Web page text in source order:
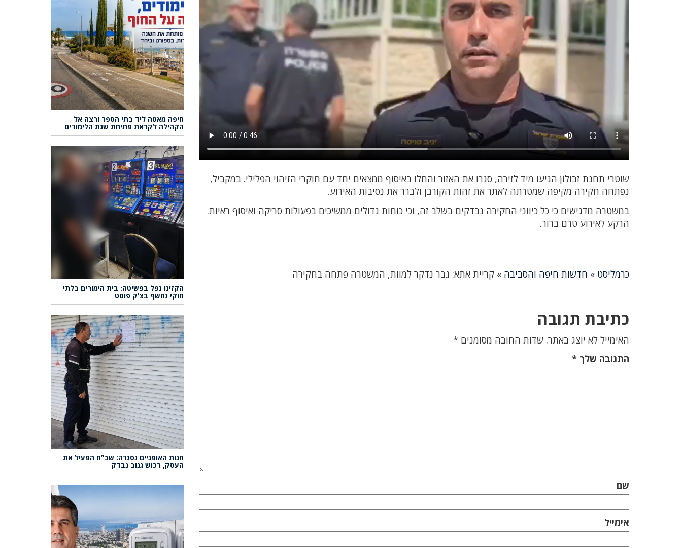
שוטרי תחנת זבולון הגיעו מיד לזירה, סגרו את האזור והחלו באיסוף ממצאים יחד עם חוקרי הזיהוי הפלילי. במקביל,
נפתחה חקירה מקיפה שמטרתה לאתר את זהות הקורבן ולברר את נסיבות האירוע.
במשטרה מדגישים כי כל כיווני החקירה נבדקים בשלב זה, וכי כוחות גדולים ממשיכים בפעולות סריקה ואיסוף ראיות.
הרקע לאירוע טרם ברור.
כרמליסט » חדשות חיפה והסביבה »קריית אתא: גבר נדקר למוות, המשטרה פתחה בחקירה
כתיבת תגובה
האימייל לא יוצג באתר. שדות החובה מסומנים *
התגובה שלך*
שם
אימייל
חיפה מאטה ליד בתי הספר ורצה אל
הקהילה לקראת פתיחת שנת הלימודים
הקזינו נפל בפשיטה: בית הימורים בלתי
חוקי נחשף בצ’ק פוסט
חנות האופניים נסגרה: שב”ח הפעיל את
העסק, רכוש גנוב נבדק